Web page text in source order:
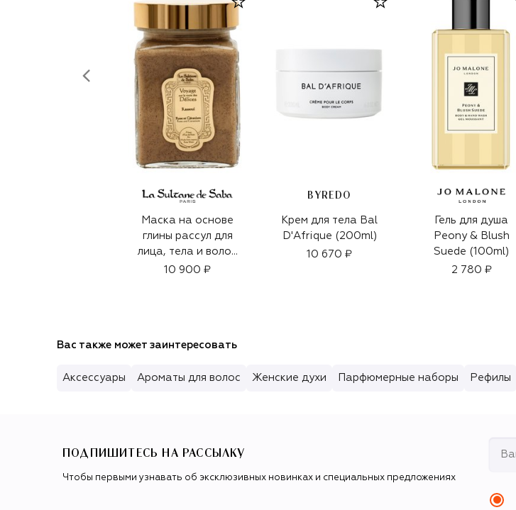
Маска на основе
глины рассул для
лица, тела и волос
(300ml)
10 900 ₽
BYREDO
Крем для тела Bal
D'Afrique (200ml)
10 670 ₽
Гель для душа
Peony & Blush
Suede (100ml)
2 780 ₽
Вас также может заинтересовать
Аксессуары Ароматы для волос Женские духи Парфюмерные наборы Рефилы
ПОДПИШИТЕСЬ НА РАССЫЛКУ
Чтобы первыми узнавать об эксклюзивных новинках и специальных предложениях